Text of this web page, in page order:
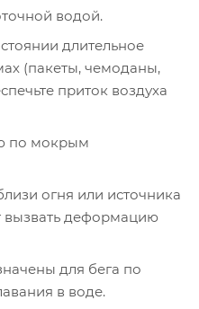
водой.
длительное
(пакеты, чемоданы,
приток воздуха
по мокрым
огня или источника
вызвать деформацию
для бега по
в воде.